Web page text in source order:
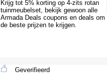
Krijg tot 5% korting op 4-zits rotan
tuinmeubelset, bekijk gewoon alle
Armada Deals coupons en deals om
de beste prijzen te krijgen.
Geverifieerd